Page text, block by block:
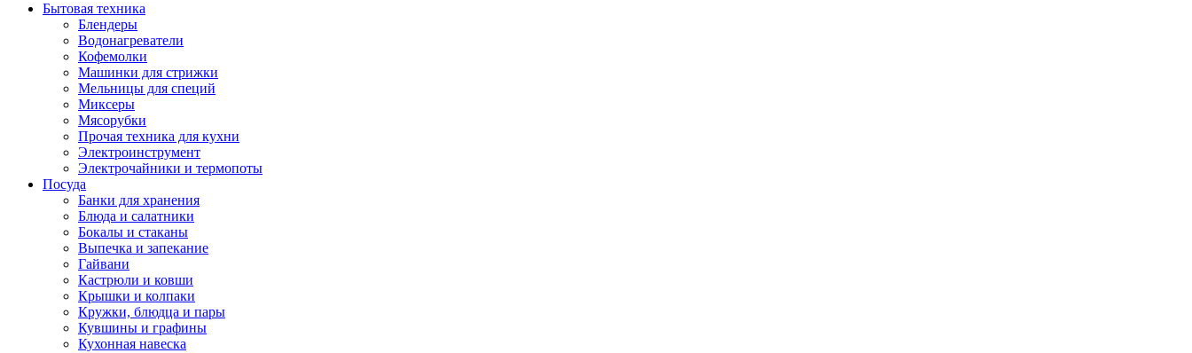
Бытовая техника
Блендеры
Водонагреватели
Кофемолки
Машинки для стрижки
Мельницы для специй
Миксеры
Мясорубки
Прочая техника для кухни
Электроинструмент
Электрочайники и термопоты
Посуда
Банки для хранения
Блюда и салатники
Бокалы и стаканы
Выпечка и запекание
Гайвани
Кастрюли и ковши
Крышки и колпаки
Кружки, блюдца и пары
Кувшины и графины
Кухонная навеска